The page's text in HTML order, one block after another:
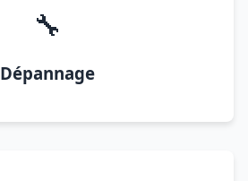
🔧
Dépannage